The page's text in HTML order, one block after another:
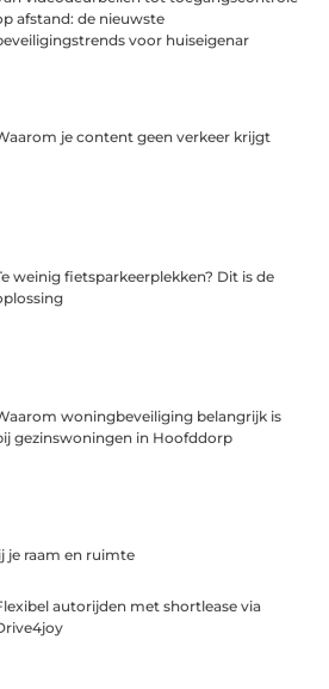
afstand: de nieuwste
voor huiseigenar
je content geen verkeer krijgt
weinig fietsparkeerplekken? Dit is de
woningbeveiliging belangrijk is
gezinswoningen in Hoofddorp
je raam en ruimte
autorijden met shortlease via